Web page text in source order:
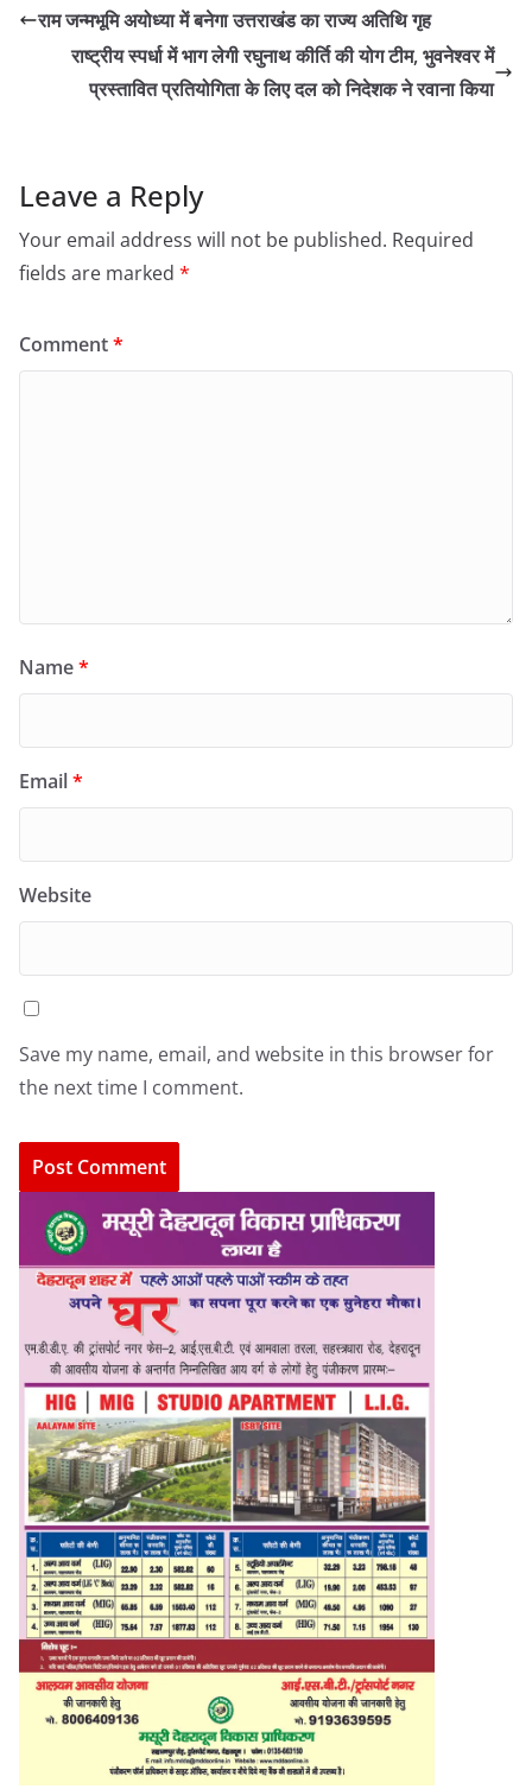
राम जन्मभूमि अयोध्या में बनेगा उत्तराखंड का राज्य अतिथि गृह
राष्ट्रीय स्पर्धा में भाग लेगी रघुनाथ कीर्ति की योग टीम, भुवनेश्वर में
प्रस्तावित प्रतियोगिता के लिए दल को निदेशक ने रवाना किया
Leave a Reply
Your email address will not be published. Required
fields are marked *
Comment*
Name*
Email*
Website
Save my name, email, and website in this browser for
the next time I comment.